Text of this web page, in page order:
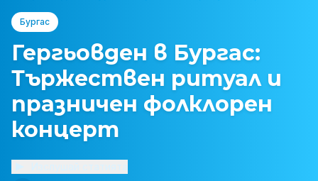
Бургас
Гергьовден в Бургас:
Тържествен ритуал и
празничен фолклорен
концерт